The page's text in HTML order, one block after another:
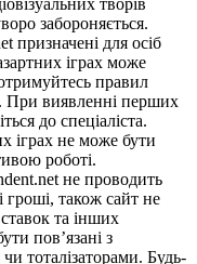
забороняється.
призначені для осіб
іграх може
правил
При виявленні перших
до спеціаліста.
іграх не може бути
роботі.
не проводить
гроші, також сайт не
та інших
пов’язані з
тоталізаторами. Будь-